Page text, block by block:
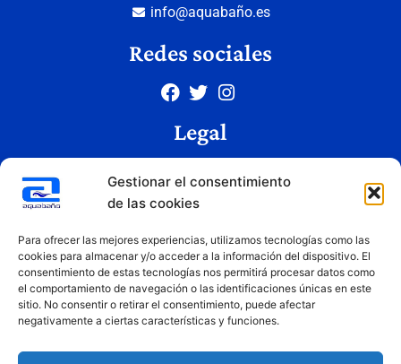
Gestionar el consentimiento
de las cookies
Para ofrecer las mejores experiencias, utilizamos tecnologías como las
cookies para almacenar y/o acceder a la información del dispositivo. El
consentimiento de estas tecnologías nos permitirá procesar datos como
el comportamiento de navegación o las identificaciones únicas en este
sitio. No consentir o retirar el consentimiento, puede afectar
negativamente a ciertas características y funciones.
info@aquabaño.es
Redes sociales
Legal
Política de privacidad
Condiciones de uso
Copyright © 2026 Aquabaño | Todos los derechos reservados
Diseñado porInnovation Studio